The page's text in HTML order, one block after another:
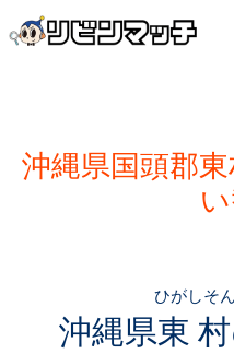
沖縄県国頭郡
沖縄県東村
ひがしそん